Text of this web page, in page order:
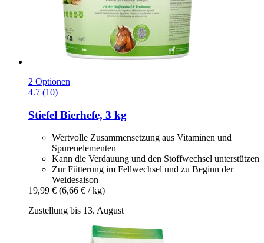
2 Optionen
4.7 (10)
Stiefel Bierhefe, 3 kg
Wertvolle Zusammensetzung aus Vitaminen und
Spurenelementen
Kann die Verdauung und den Stoffwechsel unterstützen
Zur Fütterung im Fellwechsel und zu Beginn der
Weidesaison
19,99 € (6,66 € / kg)
Zustellung bis 13. August